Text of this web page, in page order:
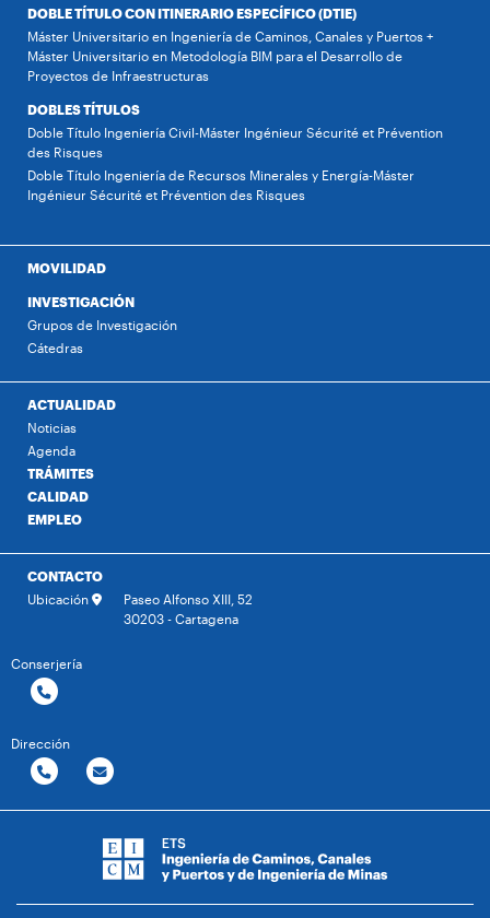
DOBLE TÍTULO CON ITINERARIO ESPECÍFICO (DTIE)
Máster Universitario en Ingeniería de Caminos, Canales y Puertos +
Máster Universitario en Metodología BIM para el Desarrollo de
Proyectos de Infraestructuras
DOBLES TÍTULOS
Doble Título Ingeniería Civil-Máster Ingénieur Sécurité et Prévention
des Risques
Doble Título Ingeniería de Recursos Minerales y Energía-Máster
Ingénieur Sécurité et Prévention des Risques
MOVILIDAD
INVESTIGACIÓN
Grupos de Investigación
Cátedras
ACTUALIDAD
Noticias
Agenda
TRÁMITES
CALIDAD
EMPLEO
CONTACTO
Ubicación
Paseo Alfonso XIII, 52
30203 - Cartagena
Conserjería
Dirección